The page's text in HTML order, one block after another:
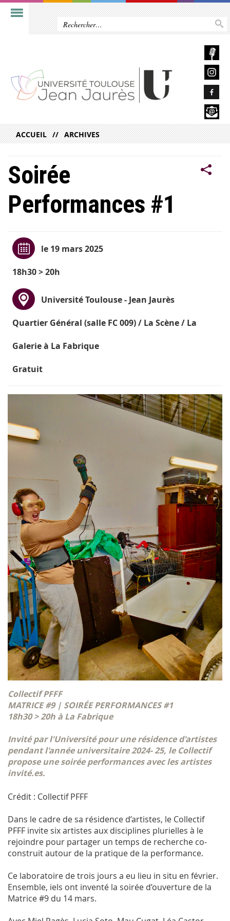
ACCUEIL ARCHIVES
Soirée
Performances #1
le 19 mars 2025
18h30 > 20h
Université Toulouse - Jean Jaurès
Quartier Général (salle FC 009) / La Scène / La
Galerie à La Fabrique
Gratuit
Collectif PFFF
MATRICE #9 | SOIRÉE PERFORMANCES #1
18h30 > 20h à La Fabrique
Invité par l'Université pour une résidence d'artistes
pendant l'année universitaire 2024- 25, le Collectif
propose une soirée performances avec les artistes
invité.es.
Crédit : Collectif PFFF
Dans le cadre de sa résidence d’artistes, le Collectif
PFFF invite six artistes aux disciplines plurielles à le
rejoindre pour partager un temps de recherche co-
construit autour de la pratique de la performance.
Ce laboratoire de trois jours a eu lieu in situ en février.
Ensemble, iels ont inventé la soirée d’ouverture de la
Matrice #9 du 14 mars.